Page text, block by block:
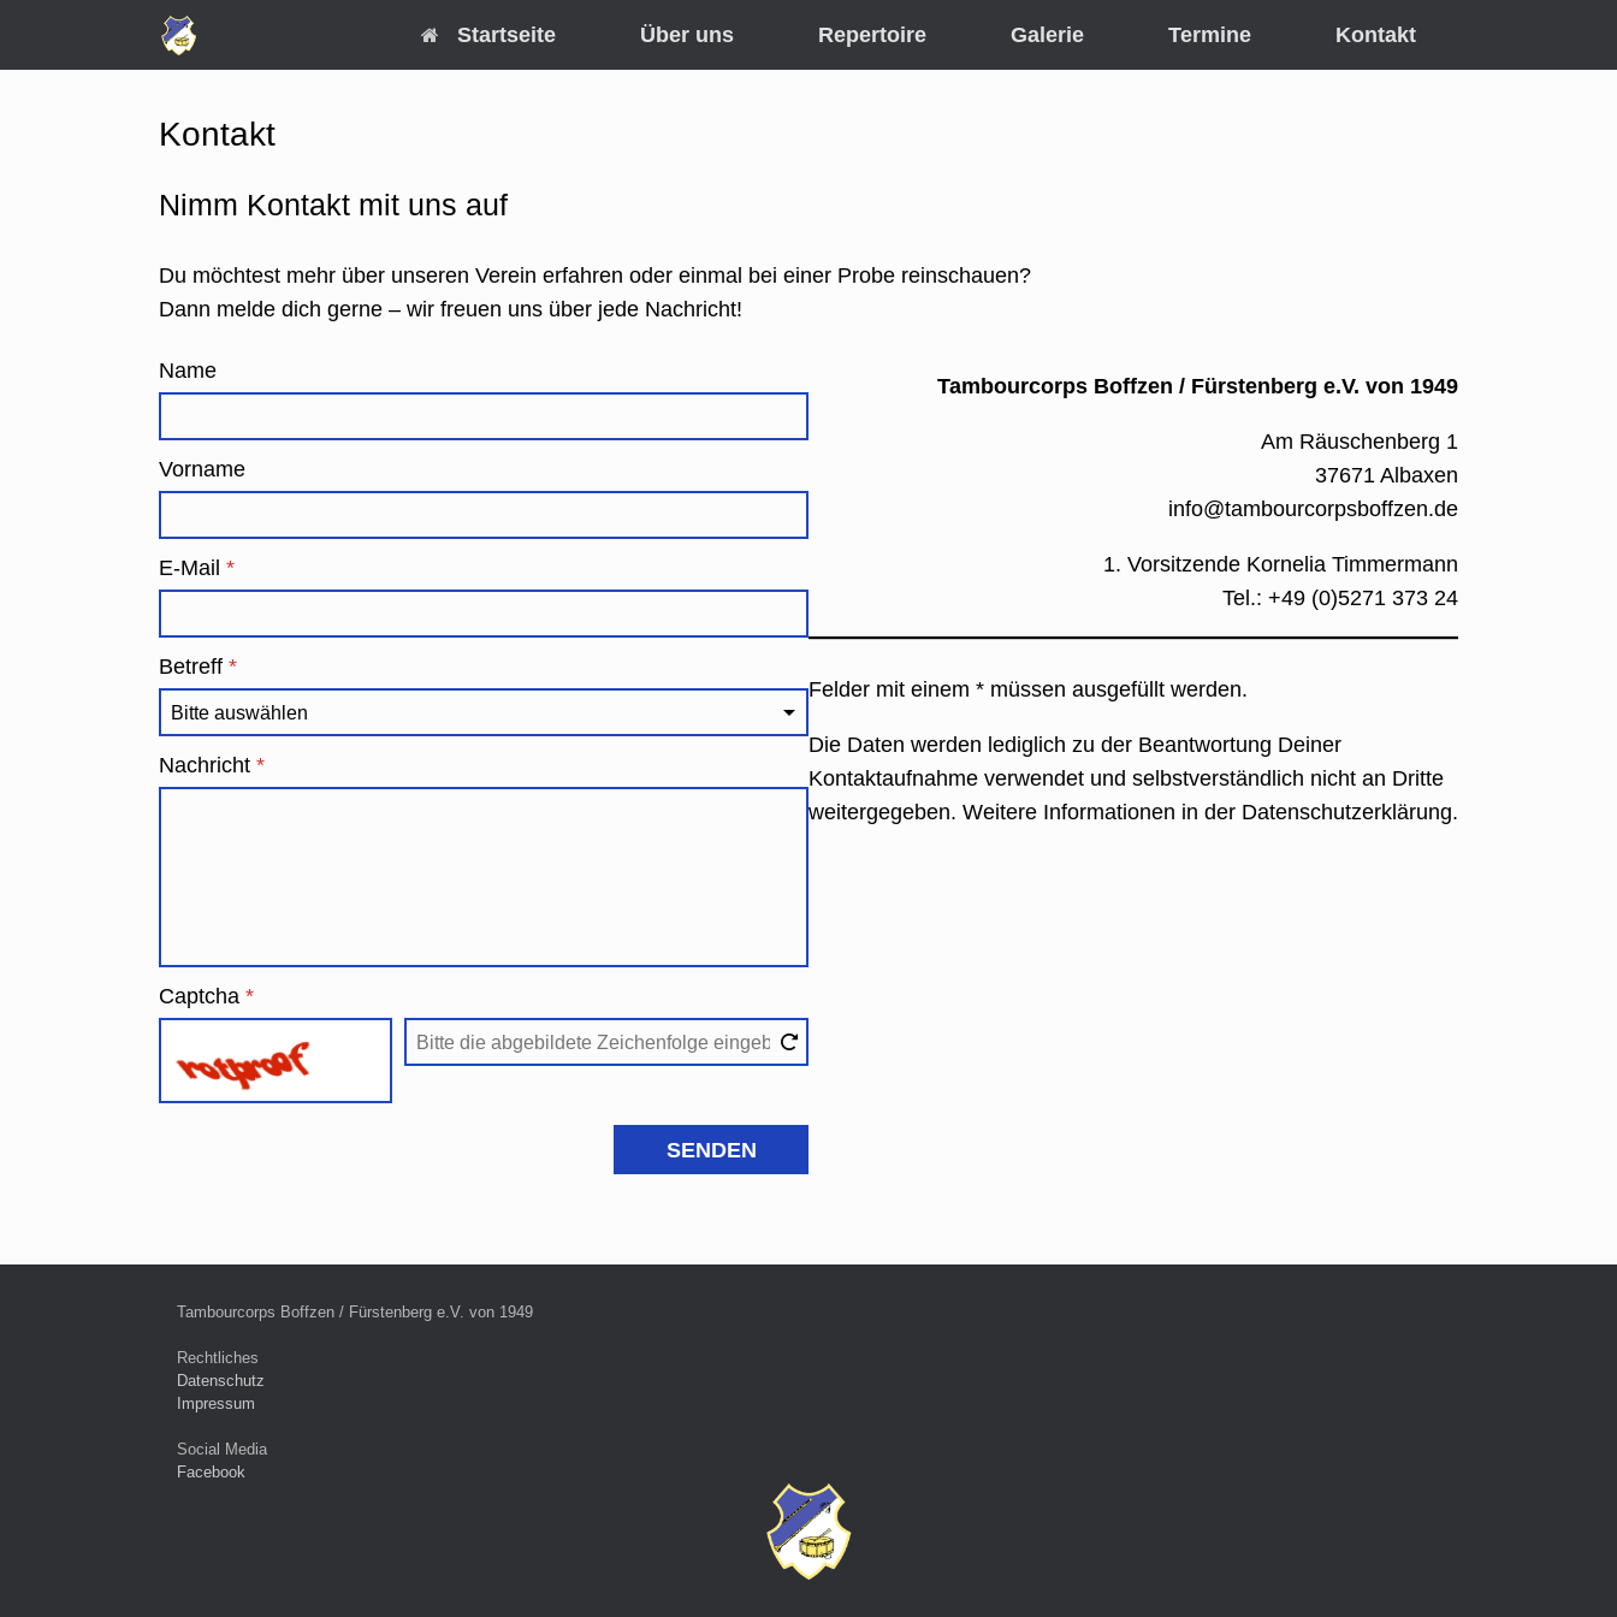
Startseite Über uns Repertoire Galerie Termine Kontakt
Kontakt
Nimm Kontakt mit uns auf
Du möchtest mehr über unseren Verein erfahren oder einmal bei einer Probe reinschauen?
Dann melde dich gerne – wir freuen uns über jede Nachricht!
Name
Vorname
E-Mail *
Betreff *
Nachricht *
Captcha *
Tambourcorps Boffzen / Fürstenberg e.V. von 1949
Am Räuschenberg 1
37671 Albaxen
info@tambourcorpsboffzen.de
1. Vorsitzende Kornelia Timmermann
Tel.: +49 (0)5271 373 24
Felder mit einem * müssen ausgefüllt werden.
Die Daten werden lediglich zu der Beantwortung Deiner
Kontaktaufnahme verwendet und selbstverständlich nicht an Dritte
weitergegeben. Weitere Informationen in der Datenschutzerklärung.
Tambourcorps Boffzen / Fürstenberg e.V. von 1949
Rechtliches
Datenschutz
Impressum
Social Media
Facebook